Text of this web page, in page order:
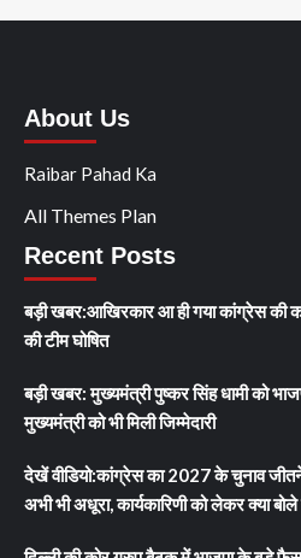
About Us
Raibar Pahad Ka
All Themes Plan
Recent Posts
बड़ी खबर:आखिरकार आ ही गया कांग्रेस की
की टीम घोषित
बड़ी खबर: मुख्यमंत्री पुष्कर सिंह धामी को
मुख्यमंत्री को भी मिली जिम्मेदारी
देखें वीडियो:कांग्रेस का 2027 के चुनाव
अभी भी अधूरा, कार्यकारिणी को लेकर क्या बोले